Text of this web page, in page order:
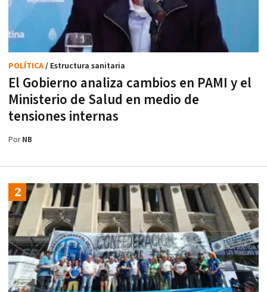
El Gobierno analiza cambios en PAMI y el
Ministerio de Salud en medio de
tensiones internas
POLÍTICA/ Estructura sanitaria
PorNB